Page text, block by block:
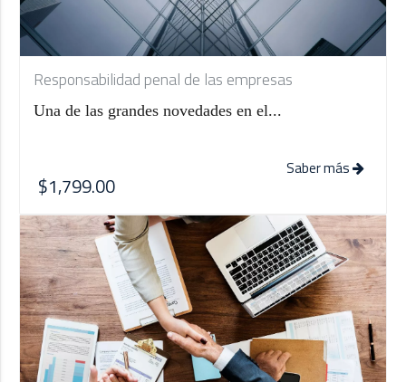
Responsabilidad penal de las empresas
Una de las grandes novedades en el...
$1,799.00
Saber más